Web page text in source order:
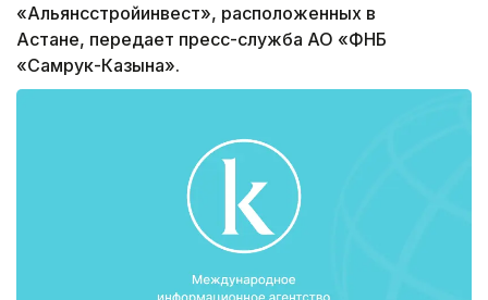
«Альянсстройинвест», расположенных в
Астане, передает пресс-служба АО «ФНБ
«Самрук-Казына».